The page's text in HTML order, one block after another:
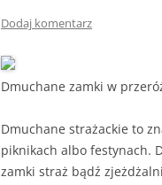
Dodaj komentarz
Dmuchane zamki w
Dmuchane strażackie to
piknikach albo festynach.
zamki straż bądź